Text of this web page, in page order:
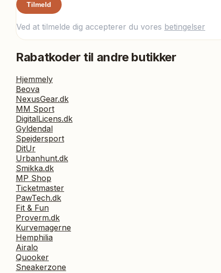
Tilmeld
Ved at tilmelde dig accepterer du vores betingelser
Rabatkoder til andre butikker
Hjemmely
Beova
NexusGear.dk
MM Sport
DigitalLicens.dk
Gyldendal
Spejdersport
DitUr
Urbanhunt.dk
Smikka.dk
MP Shop
Ticketmaster
PawTech.dk
Fit & Fun
Proverm.dk
Kurvemagerne
Hemphilia
Airalo
Quooker
Sneakerzone